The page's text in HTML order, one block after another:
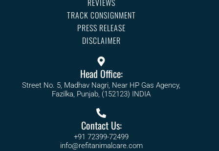
REVIEWS
TRACK CONSIGNMENT
PRESS RELEASE
DISCLAIMER
Head Office:
Street No. 5, Madhav Nagri, Near HP Gas Agency,
Fazilka, Punjab, (152123) INDIA
Contact Us:
+91 72399-72499
info@refitanimalcare.com